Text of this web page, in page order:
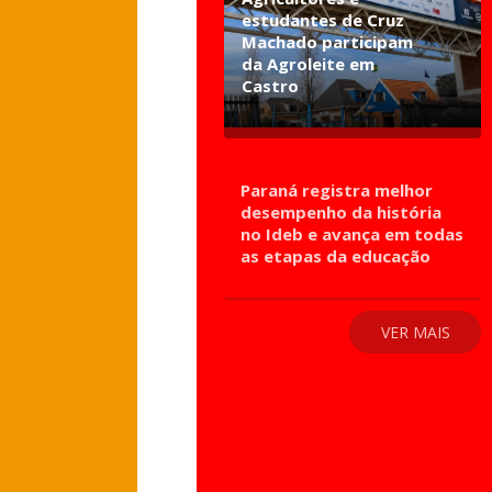
estudantes de Cruz
Machado participam
da Agroleite em
Castro
Paraná registra melhor
desempenho da história
no Ideb e avança em todas
as etapas da educação
VER MAIS